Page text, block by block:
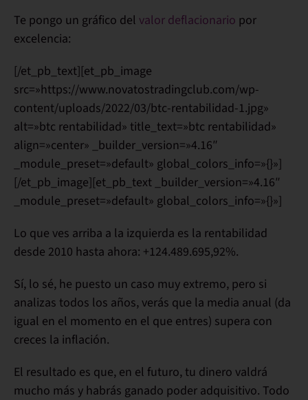
Te pongo un gráfico del valor deflacionario por
excelencia:
[/et_pb_text][et_pb_image
src=»https://www.novatostradingclub.com/wp-
content/uploads/2022/03/btc-rentabilidad-1.jpg»
alt=»btc rentabilidad» title_text=»btc rentabilidad»
align=»center» _builder_version=»4.16″
_module_preset=»default» global_colors_info=»{}»]
[/et_pb_image][et_pb_text _builder_version=»4.16″
_module_preset=»default» global_colors_info=»{}»]
Lo que ves arriba a la izquierda es la rentabilidad
desde 2010 hasta ahora: +124.489.695,92%.
Sí, lo sé, he puesto un caso muy extremo, pero si
analizas todos los años, verás que la media anual (da
igual en el momento en el que entres) supera con
creces la inflación.
El resultado es que, en el futuro, tu dinero valdrá
mucho más y habrás ganado poder adquisitivo. Todo